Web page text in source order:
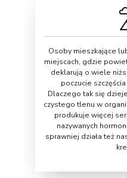
Osoby mieszkające
miejscach, gdzie
deklarują o wiele
poczucie
Dlaczego tak się
czystego tlenu w
produkuje więcej
nazywanych
sprawniej działa też